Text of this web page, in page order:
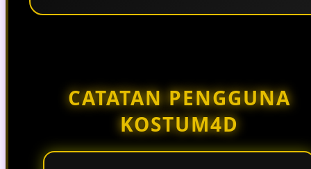
CATATAN PENGGUNA
KOSTUM4D